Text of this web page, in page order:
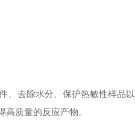
、去除水分、保护热敏性样品以
质量的反应产物。